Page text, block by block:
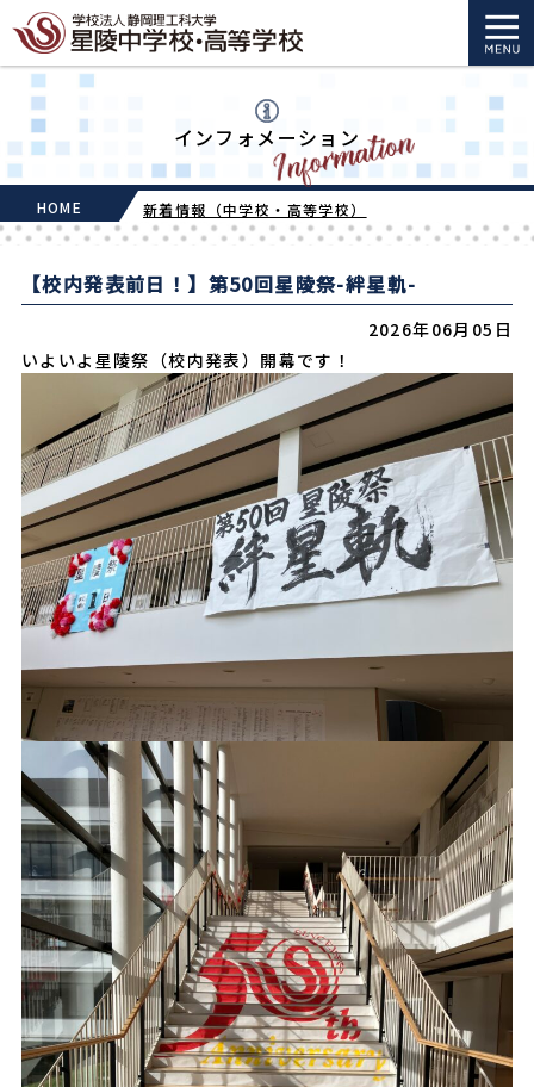
インフォメーション
HOME 新着情報（中学校・高等学校）
【校内発表前日！】第50回星陵祭-絆星軌-
2026年06月05日
いよいよ星陵祭（校内発表）開幕です！